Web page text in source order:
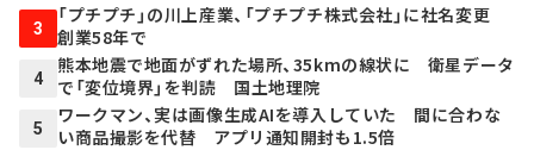
3
「プチプチ」の川上産業、「プチプチ株式会社」に社名変更
創業58年で
4
熊本地震で地面がずれた場所、35kmの線状に 衛星データ
で「変位境界」を判読 国土地理院
5
ワークマン、実は画像生成AIを導入していた 間に合わな
い商品撮影を代替 アプリ通知開封も1.5倍